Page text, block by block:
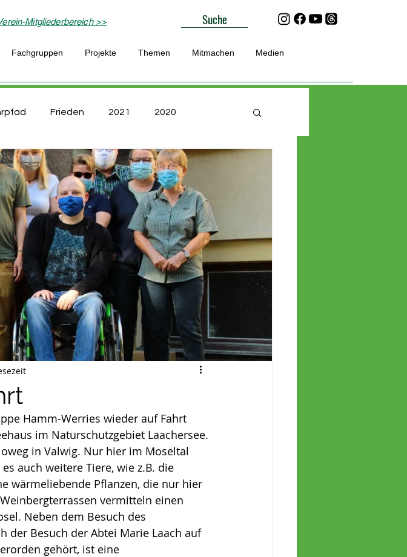
Mitgliederbereich >> Suche
Fachgruppen Projekte Themen Mitmachen Medien
Frieden 2021 2020
Laufgruppe Lippe
Schutzhütte Unterwegs
Grünen junge Familien
Projekte
Hamm-Werries wieder auf Fahrt
im Naturschutzgebiet Laachersee.
in Valwig. Nur hier im Moseltal
auch weitere Tiere, wie z.B. die
wärmeliebende Pflanzen, die nur hier
vermitteln einen
Neben dem Besuch des
der Besuch der Abtei Marie Laach auf
gehört, ist eine